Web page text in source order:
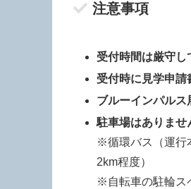
注意事項
受付時間は厳守し
受付時に見学申請
ブルーインパルス
駐車場はありませ
※循環バス（運行
2km程度）
※自転車の駐輪ス